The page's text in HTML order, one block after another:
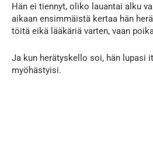
Hän ei tiennyt, oliko lauantai alku
aikaan ensimmäistä kertaa hän
töitä eikä lääkäriä varten, vaan
Ja kun herätyskello soi, hän lupasi
myöhästyisi.